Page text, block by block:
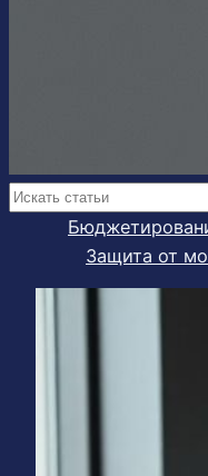
Поиск
Защита от